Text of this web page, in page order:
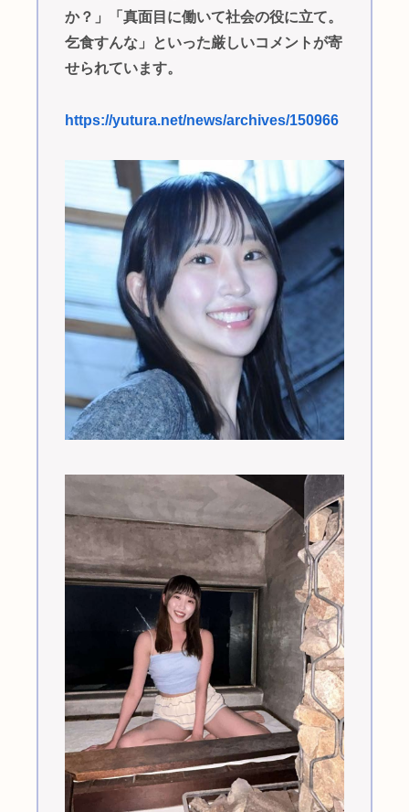
か？」「真面目に働いて社会の役に立て。
乞食すんな」といった厳しいコメントが寄
せられています。
https://yutura.net/news/archives/150966